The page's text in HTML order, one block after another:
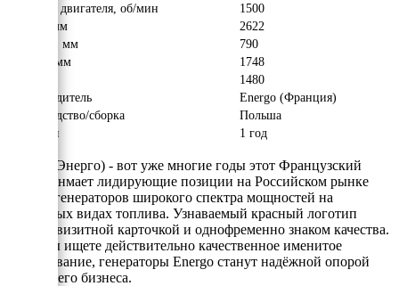
Обороты двигателя, об/мин
1500
Длина, мм
2622
Ширина, мм
790
Высота, мм
1748
1480
Производитель
Energo (Франция)
Производство/сборка
Польша
Гарантия
1 год
Energo (Энерго) - вот уже многие годы этот Французский
бренд занмает лидирующие позиции на Российском рынке
электрогенераторов широкого спектра мощностей на
различных видах топлива. Узнаваемый красный логотип
явлется визитной карточкой и однофременно знаком качества.
Если Вы ищете действительно качественное именитое
оборудование, генераторы Energo станут надёжной опорой
для Вашего бизнеса.